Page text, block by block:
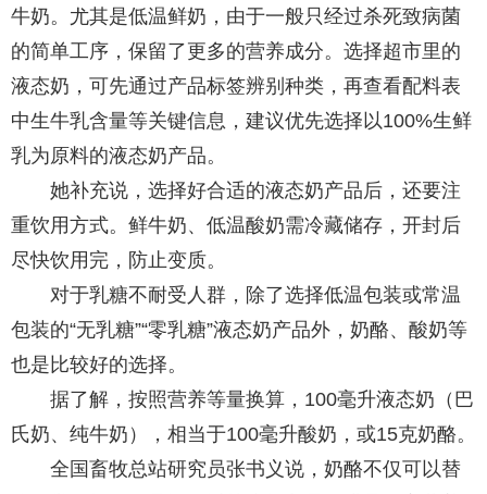
牛奶。尤其是低温鲜奶，由于一般只经过杀死致病菌
的简单工序，保留了更多的营养成分。选择超市里的
液态奶，可先通过产品标签辨别种类，再查看配料表
中生牛乳含量等关键信息，建议优先选择以100%生鲜
乳为原料的液态奶产品。
她补充说，选择好合适的液态奶产品后，还要注
重饮用方式。鲜牛奶、低温酸奶需冷藏储存，开封后
尽快饮用完，防止变质。
对于乳糖不耐受人群，除了选择低温包装或常温
包装的“无乳糖”“零乳糖”液态奶产品外，奶酪、酸奶等
也是比较好的选择。
据了解，按照营养等量换算，100毫升液态奶（巴
氏奶、纯牛奶），相当于100毫升酸奶，或15克奶酪。
全国畜牧总站研究员张书义说，奶酪不仅可以替